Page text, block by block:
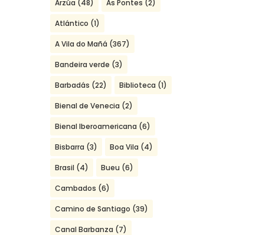
Arzúa (48) As Pontes (2)
Atlántico (1)
A Vila do Mañá (367)
Bandeira verde (3)
Barbadás (22) Biblioteca (1)
Bienal de Venecia (2)
Bienal Iberoamericana (6)
Bisbarra (3) Boa Vila (4)
Brasil (4) Bueu (6)
Cambados (6)
Camino de Santiago (39)
Canal Barbanza (7)